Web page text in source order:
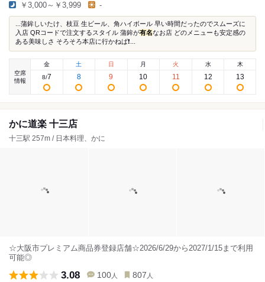
￥3,000～￥3,999 -
...蒲鉾しいたけ、枝豆 生ビール、角ハイボール 早い時間だったのでスムーズに
入店 QRコードで注文するスタイル 蒲鉾が有名なお店 どのメニューも安定感の
ある美味しさ そろそろ本店に行かねば❗️...
空席
情報
金
8/7
土
8
日
9
月
10
火
11
水
12
木
13
かに道楽 十三店
十三駅 257m / 日本料理、かに
☆大阪市プレミアム商品券登録店舗☆2026/6/29から2027/1/15まで利用
可能◎
3.08 100 人 807 人